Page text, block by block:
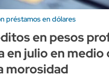
préstamos en dólares
en pesos
en julio en medio
morosidad